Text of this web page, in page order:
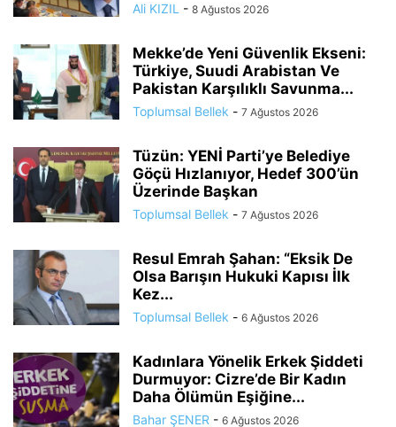
Ali KIZIL - 8 Ağustos 2026
Mekke’de Yeni Güvenlik Ekseni:
Türkiye, Suudi Arabistan Ve
Pakistan Karşılıklı Savunma...
Toplumsal Bellek - 7 Ağustos 2026
Tüzün: YENİ Parti’ye Belediye
Göçü Hızlanıyor, Hedef 300’ün
Üzerinde Başkan
Toplumsal Bellek - 7 Ağustos 2026
Resul Emrah Şahan: “Eksik De
Olsa Barışın Hukuki Kapısı İlk
Kez...
Toplumsal Bellek - 6 Ağustos 2026
Kadınlara Yönelik Erkek Şiddeti
Durmuyor: Cizre’de Bir Kadın
Daha Ölümün Eşiğine...
Bahar ŞENER - 6 Ağustos 2026